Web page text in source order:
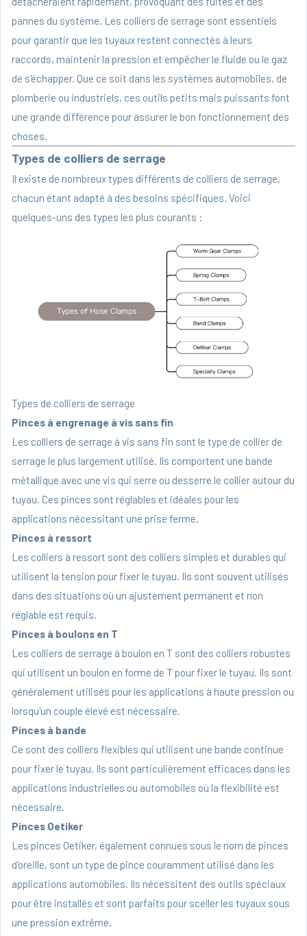
pannes du système. Les colliers de serrage sont essentiels
pour garantir que les tuyaux restent connectés à leurs
raccords, maintenir la pression et empêcher le fluide ou le gaz
de s'échapper. Que ce soit dans les systèmes automobiles, de
plomberie ou industriels, ces outils petits mais puissants font
une grande différence pour assurer le bon fonctionnement des
choses.
Types de colliers de serrage
Il existe de nombreux types différents de colliers de serrage,
chacun étant adapté à des besoins spécifiques. Voici
quelques-uns des types les plus courants :
Types de colliers de serrage
Pinces à engrenage à vis sans fin
Les colliers de serrage à vis sans fin sont le type de collier de
serrage le plus largement utilisé. Ils comportent une bande
métallique avec une vis qui serre ou desserre le collier autour du
tuyau. Ces pinces sont réglables et idéales pour les
applications nécessitant une prise ferme.
Pinces à ressort
Les colliers à ressort sont des colliers simples et durables qui
utilisent la tension pour fixer le tuyau. Ils sont souvent utilisés
dans des situations où un ajustement permanent et non
réglable est requis.
Pinces à boulons en T
Les colliers de serrage à boulon en T sont des colliers robustes
qui utilisent un boulon en forme de T pour fixer le tuyau. Ils sont
généralement utilisés pour les applications à haute pression ou
lorsqu'un couple élevé est nécessaire.
Pinces à bande
Ce sont des colliers flexibles qui utilisent une bande continue
pour fixer le tuyau. Ils sont particulièrement efficaces dans les
applications industrielles ou automobiles où la flexibilité est
nécessaire.
Pinces Oetiker
Les pinces Oetiker, également connues sous le nom de pinces
d'oreille, sont un type de pince couramment utilisé dans les
applications automobiles. Ils nécessitent des outils spéciaux
pour être installés et sont parfaits pour sceller les tuyaux sous
une pression extrême.